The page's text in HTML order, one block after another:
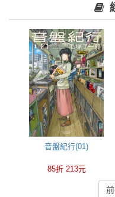
音盤紀行(01)
85折 213元